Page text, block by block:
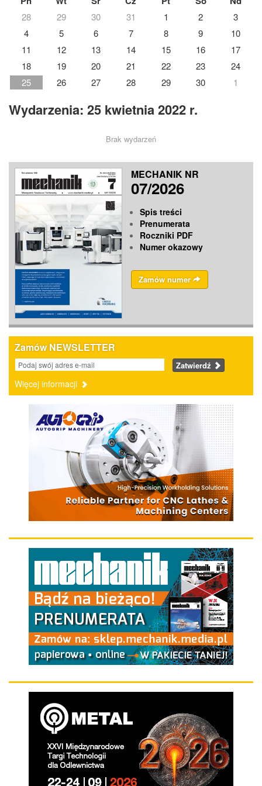
28 29 30 31 1 2
3
4
5 6 7 8 9
10
11
12 13 14 15 16
17
18
19 20 21 22 23
24
25
26 27 28 29 30 1
Wydarzenia: 25 kwietnia 2022 r.
Brak wydarzeń
MECHANIK NR
07/2026
Spis treści
Prenumerata
Roczniki PDF
Numer okazowy
Zamów numer
Zamów NEWSLETTER
Zatwierdź
Więcej informacji